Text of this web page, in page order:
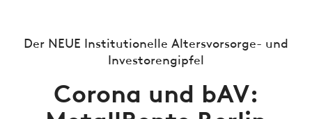
Der NEUE Institutionelle Altersvorsorge- und
Investorengipfel
Corona und bAV: